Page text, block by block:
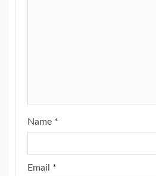
Name *
Email *